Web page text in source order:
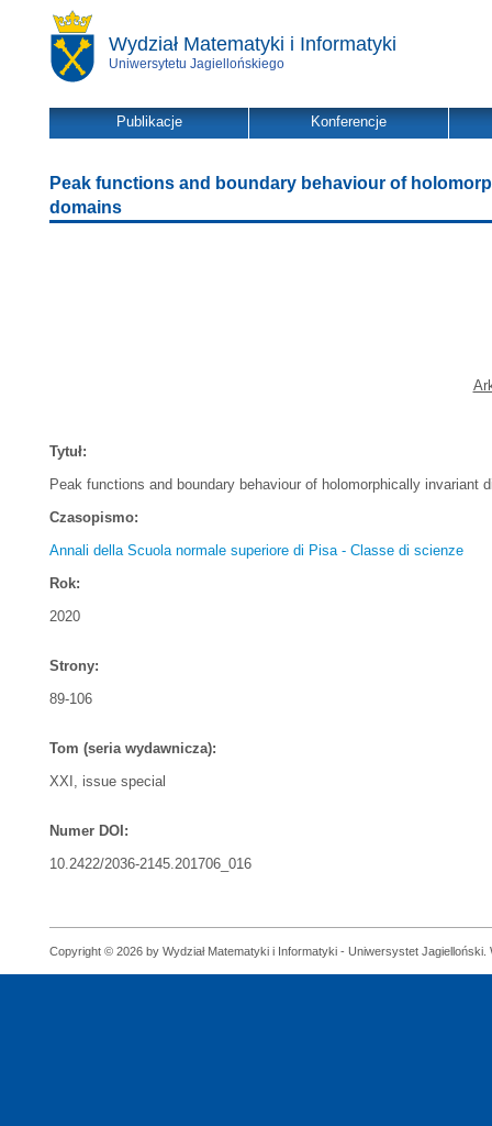
Wydział Matematyki i Informatyki
Uniwersytetu Jagiellońskiego
Publikacje Konferencje
Peak functions and boundary behaviour of
domains
Tytuł:
Peak functions and boundary behaviour of holomorphically
Czasopismo:
Annali della Scuola normale superiore di Pisa - Classe di scienze
Rok:
2020
Strony:
89-106
Tom (seria wydawnicza):
XXI, issue special
Numer DOI:
10.2422/2036-2145.201706_016
Copyright © 2026 by Wydział Matematyki i Informatyki - Uniwersystet